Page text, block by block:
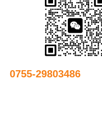
0755-29803486